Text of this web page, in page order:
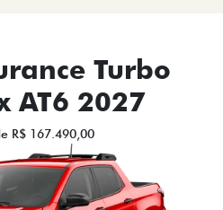
Turbo
AT6 2027
R$ 167.490,00